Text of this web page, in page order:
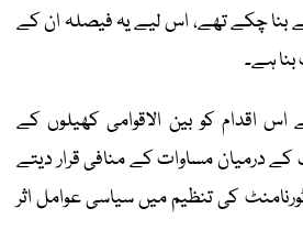
بنا چکے تھے، اس لیے یہ فیصلہ ان کے
ہے۔
اس اقدام کو بین الاقوامی کھیلوں کے
درمیان مساوات کے منافی قرار دیتے
کی تنظیم میں سیاسی عوامل اثر